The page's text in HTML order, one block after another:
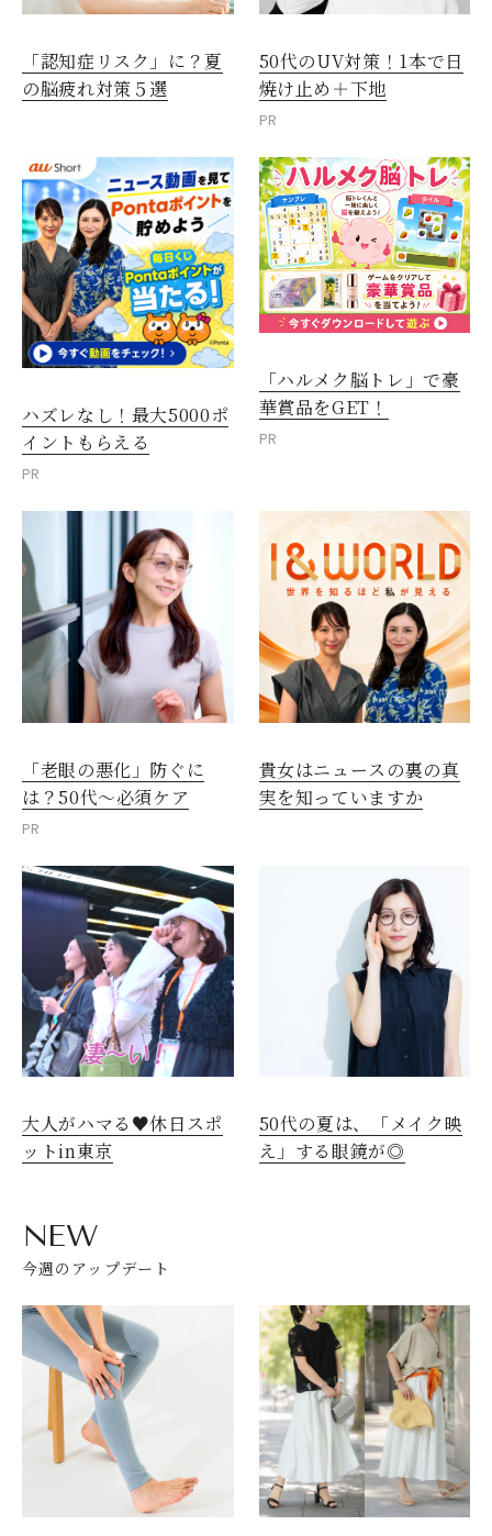
「認知症リスク」に？夏
の脳疲れ対策５選
50代のUV対策！1本で日
焼け止め＋下地
PR
ハズレなし！最大5000ポ
イントもらえる
PR
「ハルメク脳トレ」で豪
華賞品をGET！
PR
「老眼の悪化」防ぐに
は？50代～必須ケア
PR
貴女はニュースの裏の真
実を知っていますか
大人がハマる♥休日スポ
ットin東京
50代の夏は、「メイク映
え」する眼鏡が◎
NEW
今週のアップデート